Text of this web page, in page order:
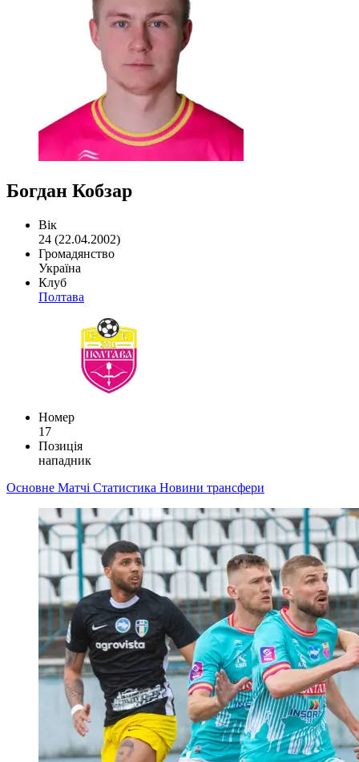
Богдан Кобзар
Вік
24 (22.04.2002)
Громадянство
Україна
Клуб
Полтава
Номер
17
Позиція
нападник
Основне Матчі Статистика Новини трансфери